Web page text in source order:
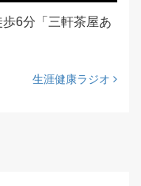
6分「三軒茶屋あ
生涯健康ラジオ